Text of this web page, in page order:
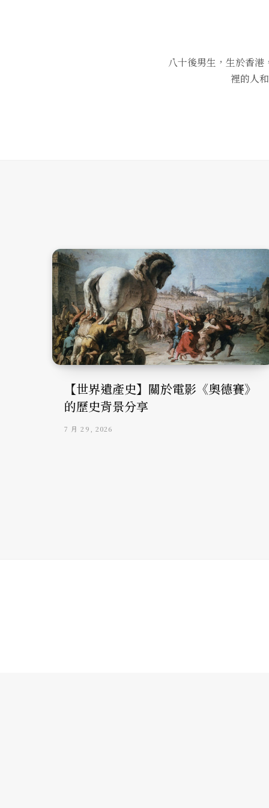
八十後男生，生於香
裡的人
【世界遺產史】關於電影《奧德賽》
的歷史背景分享
7 月 29, 2026